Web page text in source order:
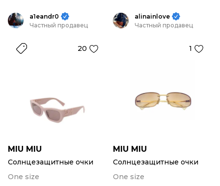
a1eandr0
Частный продавец
20
MIU MIU
Солнцезащитные очки
One size
alinainlove
Частный продавец
1
MIU MIU
Солнцезащитные очки
One size